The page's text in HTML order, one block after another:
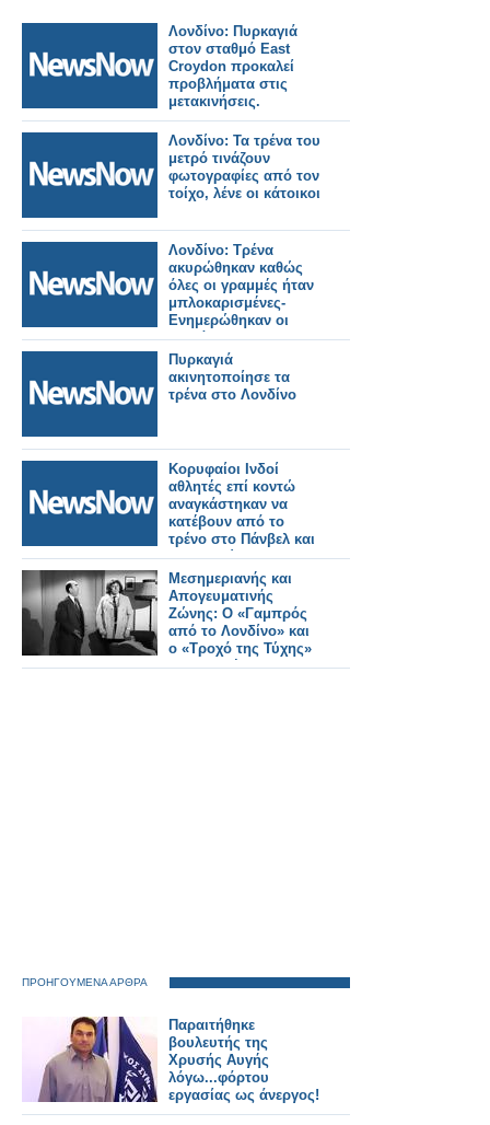
Λονδίνο: Πυρκαγιά
στον σταθμό East
Croydon προκαλεί
προβλήματα στις
μετακινήσεις.
Λονδίνο: Τα τρένα του
μετρό τινάζουν
φωτογραφίες από τον
τοίχο, λένε οι κάτοικοι
Λονδίνο: Τρένα
ακυρώθηκαν καθώς
όλες οι γραμμές ήταν
μπλοκαρισμένες-
Ενημερώθηκαν οι
επιβάτες.
Πυρκαγιά
ακινητοποίησε τα
τρένα στο Λονδίνο
Κορυφαίοι Ινδοί
αθλητές επί κοντώ
αναγκάστηκαν να
κατέβουν από το
τρένο στο Πάνβελ και
να πληρώσουν
πρόστιμο επειδή
μετέφεραν εξοπλισμό
Μεσημεριανής και
Απογευματινής
Ζώνης: Ο «Γαμπρός
από το Λονδίνο» και
ο «Τροχό της Τύχης»
οι επιλογές του
ΠΡΟΗΓΟΥΜΕΝΑ ΑΡΘΡΑ
Παραιτήθηκε
βουλευτής της
Χρυσής Αυγής
λόγω...φόρτου
εργασίας ως άνεργος!